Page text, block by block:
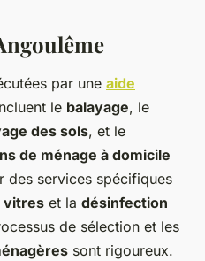
par une aide
le balayage, le
des sols, et le
de ménage à domicile
des services spécifiques
vitres et la désinfection
de sélection et les
sont rigoureux.